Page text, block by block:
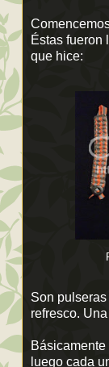
Éstas fueron
que hice:
Son
refresco.
luego cada